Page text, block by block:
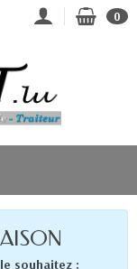
0
souhaitez :